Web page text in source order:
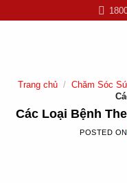
to
Trang chủ / Chăm Sóc
Các Loại Bệnh
POSTED ON